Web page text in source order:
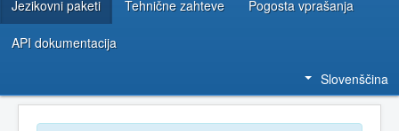
Jezikovni paketi Tehnične zahteve Pogosta vprašanja
API dokumentacija
Slovenščina